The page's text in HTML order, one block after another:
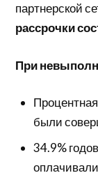
партнерской
рассрочки
При
были
34.9%